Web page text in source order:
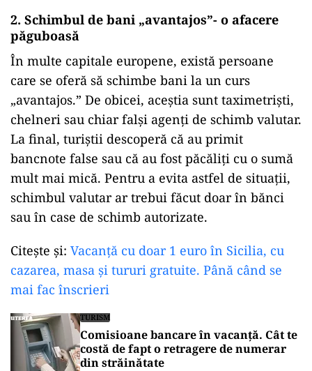
2. Schimbul de bani „avantajos”- o afacere
păguboasă
În multe capitale europene, există persoane
care se oferă să schimbe bani la un curs
„avantajos.” De obicei, aceștia sunt taximetriști,
chelneri sau chiar falși agenți de schimb valutar.
La final, turiștii descoperă că au primit
bancnote false sau că au fost păcăliți cu o sumă
mult mai mică. Pentru a evita astfel de situații,
schimbul valutar ar trebui făcut doar în bănci
sau în case de schimb autorizate.
Citește și: Vacanță cu doar 1 euro în Sicilia, cu
cazarea, masa și tururi gratuite. Până când se
mai fac înscrieri
TURISM
Comisioane bancare în vacanță. Cât te
costă de fapt o retragere de numerar
din străinătate